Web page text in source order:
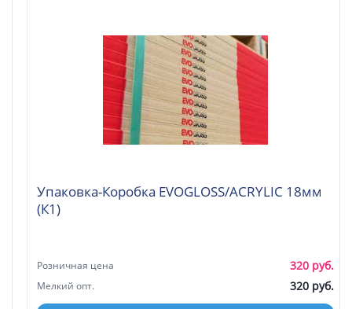
Упаковка-Коробка EVOGLOSS/ACRYLIC 18мм
(К1)
Розничная цена 320 руб.
Мелкий опт. 320 руб.